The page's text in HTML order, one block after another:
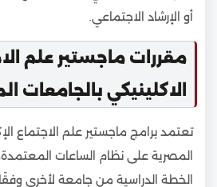
أو الإرشاد الاجتماعي.
مقررات ماجستير علم
الاكلينيكي بالجامعات
تعتمد برامج ماجستير علم الاجتماع
المصرية على نظام الساعات
الخطة الدراسية من جامعة لأخرى وفقًا